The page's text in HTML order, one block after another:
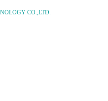
CO.,LTD.